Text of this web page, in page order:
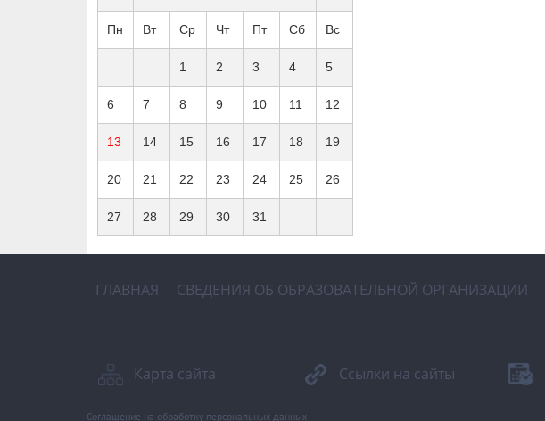
Пн Вт Ср Чт Пт Сб Вс
1 2 3 4 5
6 7 8 9 10 11 12
13 14 15 16 17 18 19
20 21 22 23 24 25 26
27 28 29 30 31
ГЛАВНАЯ СВЕДЕНИЯ ОБ ОБРАЗОВАТЕЛЬНОЙ ОРГАНИЗАЦИИ
Карта сайта Ссылки на сайты
Соглашение на обработку персональных данных